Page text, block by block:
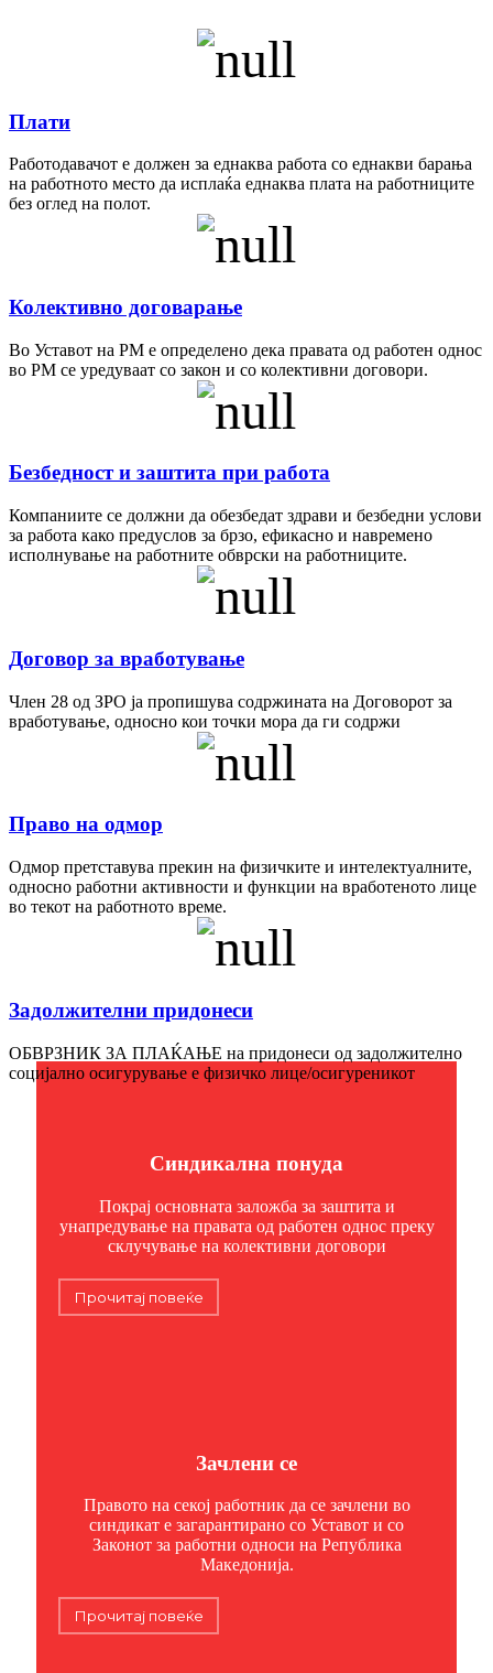
Плати
Работодавачот е должен за еднаква работа со еднакви барања
на работното место да исплаќа еднаква плата на работниците
без оглед на полот.
Колективно договарање
Во Уставот на РМ е определено дека правата од работен однос
во РМ се уредуваат со закон и со колективни договори.
Безбедност и заштита при работа
Компаниите се должни да обезбедат здрави и безбедни услови
за работа како предуслов за брзо, ефикасно и навремено
исполнување на работните обврски на работниците.
Договор за вработување
Член 28 од ЗРО ја пропишува содржината на Договорот за
вработување, односно кои точки мора да ги содржи
Право на одмор
Одмор претставува прекин на физичките и интелектуалните,
односно работни активности и функции на вработеното лице
во текот на работното време.
Задолжителни придонеси
ОБВРЗНИК ЗА ПЛАЌАЊЕ на придонеси од задолжително
социјално осигурување е физичко лице/осигуреникот
Синдикална понуда
Покрај основната заложба за заштита и
унапредување на правата од работен однос преку
склучување на колективни договори
Прочитај повеќе
Зачлени се
Правото на секој работник да се зачлени во
синдикат е загарантирано со Уставот и со
Законот за работни односи на Република
Македонија.
Прочитај повеќе